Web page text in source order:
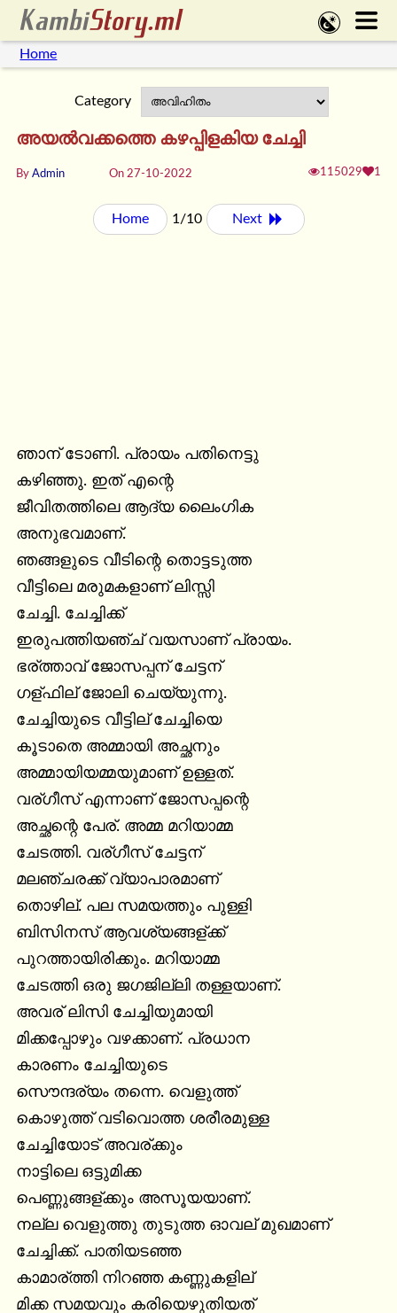
Home
Category
അയൽവക്കത്തെ കഴപ്പിളകിയ ചേച്ചി
By Admin On 27-10-2022 115029 1
Home 1/10 Next
ഞാന് ടോണി. പ്രായം പതിനെട്ടു
കഴിഞ്ഞു. ഇത് എന്റെ
ജീവിതത്തിലെ ആദ്യ ലൈംഗിക
അനുഭവമാണ്.
ഞങ്ങളുടെ വീടിന്റെ തൊട്ടടുത്ത
വീട്ടിലെ മരുമകളാണ് ലിസ്സി
ചേച്ചി. ചേച്ചിക്ക്
ഇരുപത്തിയഞ്ച് വയസാണ് പ്രായം.
ഭര്ത്താവ് ജോസപ്പന് ചേട്ടന്
ഗള്ഫില് ജോലി ചെയ്യുന്നു.
ചേച്ചിയുടെ വീട്ടില് ചേച്ചിയെ
കൂടാതെ അമ്മായി അച്ഛനും
അമ്മായിയമ്മയുമാണ് ഉള്ളത്.
വര്ഗീസ് എന്നാണ് ജോസപ്പന്റെ
അച്ഛന്റെ പേര്. അമ്മ മറിയാമ്മ
ചേടത്തി. വര്ഗീസ് ചേട്ടന്
മലഞ്ചരക്ക് വ്യാപാരമാണ്
തൊഴില്. പല സമയത്തും പുള്ളി
ബിസിനസ് ആവശ്യങ്ങള്ക്ക്
പുറത്തായിരിക്കും. മറിയാമ്മ
ചേടത്തി ഒരു ജഗജില്ലി തള്ളയാണ്.
അവര് ലിസി ചേച്ചിയുമായി
മിക്കപ്പോഴും വഴക്കാണ്. പ്രധാന
കാരണം ചേച്ചിയുടെ
സൌന്ദര്യം തന്നെ. വെളുത്ത്
കൊഴുത്ത് വടിവൊത്ത ശരീരമുള്ള
ചേച്ചിയോട് അവര്ക്കും
നാട്ടിലെ ഒട്ടുമിക്ക
പെണ്ണുങ്ങള്ക്കും അസൂയയാണ്.
നല്ല വെളുത്തു തുടുത്ത ഓവല് മുഖമാണ്
ചേച്ചിക്ക്. പാതിയടഞ്ഞ
കാമാര്ത്തി നിറഞ്ഞ കണ്ണുകളില്
മിക്ക സമയവും കരിയെഴുതിയത്